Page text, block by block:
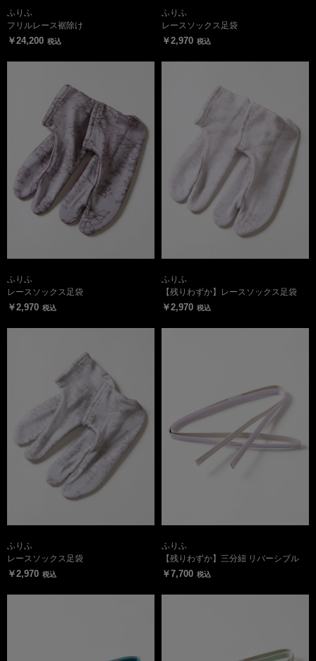
ふりふ
フリルレース裾除け
￥24,200 税込
ふりふ
レースソックス足袋
￥2,970 税込
ふりふ
レースソックス足袋
￥2,970 税込
ふりふ
【残りわずか】レースソックス足袋
￥2,970 税込
ふりふ
レースソックス足袋
￥2,970 税込
ふりふ
【残りわずか】三分紐 リバーシブル
￥7,700 税込